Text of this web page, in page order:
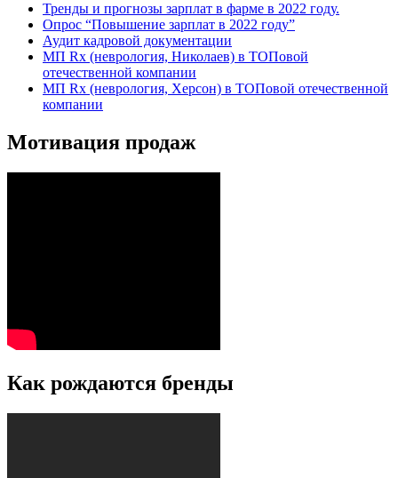
Тренды и прогнозы зарплат в фарме в 2022 году.
Опрос “Повышение зарплат в 2022 году”
Аудит кадровой документации
МП Rx (неврология, Николаев) в ТОПовой
отечественной компании
МП Rx (неврология, Херсон) в ТОПовой отечественной
компании
Мотивация продаж
Как рождаются бренды